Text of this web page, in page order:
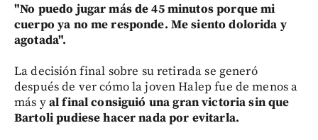
"No puedo jugar más de 45 minutos porque mi
cuerpo ya no me responde. Me siento dolorida y
agotada".
La decisión final sobre su retirada se generó
después de ver cómo la joven Halep fue de menos a
más yal final consiguió una gran victoria sin que
Bartoli pudiese hacer nada por evitarla.